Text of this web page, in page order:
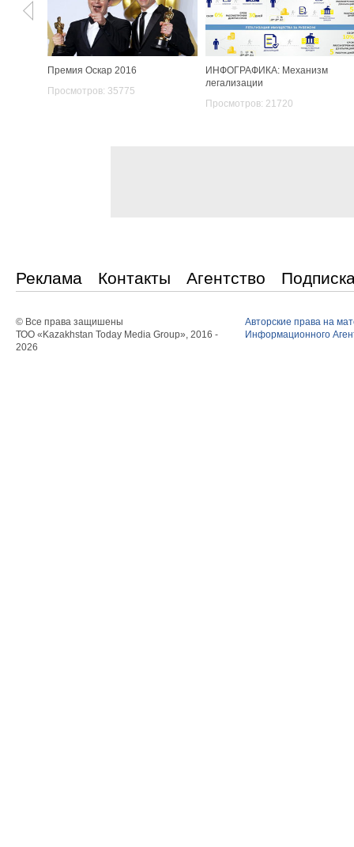
Премия Оскар 2016
Просмотров: 35775
ИНФОГРАФИКА: Механизм
легализации
Просмотров: 21720
Реклама Контакты Агентство
© Все права защишены
ТОО «Kazakhstan Today Media Group», 2016 -
2026
Авторские права на
Информационного